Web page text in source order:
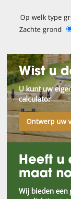
Op welk type
Zachte grond
Wist u
U kunt uw
calculator
Ontwerp uw
Heeft u
maat
Wij bieden een